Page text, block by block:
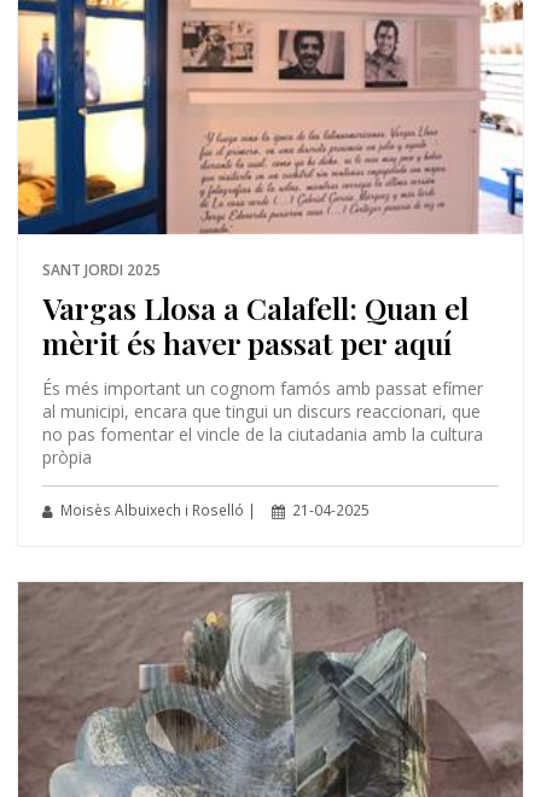
SANT JORDI 2025
Vargas Llosa a Calafell: Quan el
mèrit és haver passat per aquí
És més important un cognom famós amb passat efímer
al municipi, encara que tingui un discurs reaccionari, que
no pas fomentar el vincle de la ciutadania amb la cultura
pròpia
Moisès Albuixech i Roselló | 21-04-2025